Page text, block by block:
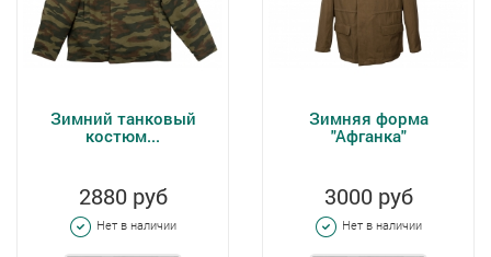
Зимний танковый
костюм...
2880 руб
Нет в наличии
Зимняя форма
"Афганка"
3000 руб
Нет в наличии